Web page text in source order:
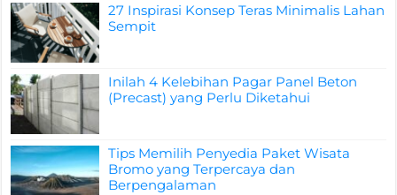
27 Inspirasi Konsep Teras Minimalis Lahan
Sempit
Inilah 4 Kelebihan Pagar Panel Beton
(Precast) yang Perlu Diketahui
Tips Memilih Penyedia Paket Wisata
Bromo yang Terpercaya dan
Berpengalaman